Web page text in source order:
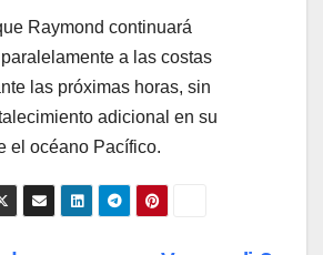
Raymond continuará
a las costas
las próximas horas, sin
adicional en su
el océano Pacífico.